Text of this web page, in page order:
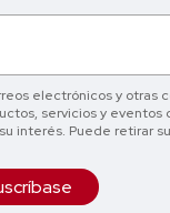
electrónicos y otras
servicios y eventos
interés. Puede retirar